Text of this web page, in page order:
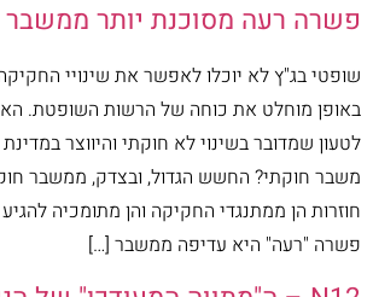
פשרה רעה מסוכנת יותר ממשבר
שופטי בג"ץ לא יוכלו לאפשר את שינויי
באופן מוחלט את כוחה של הרשות השופטת.
לטעון שמדובר בשינוי לא חוקתי והיווצר
משבר חוקתי? החשש הגדול, ובצדק, ממשבר
חוזרות הן ממתנגדי החקיקה והן מתומכיה
פשרה "רעה" היא עדיפה ממשבר […]